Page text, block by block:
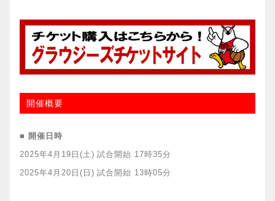
開催概要
■ 開催日時
2025年4月19日(土) 試合開始 17時35分
2025年4月20日(日) 試合開始 13時05分